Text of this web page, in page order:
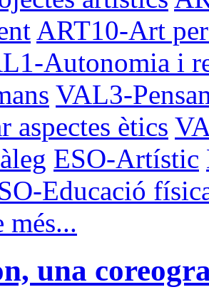
ART10-Art
Autonomia i
VAL3-
aspectes ètics
ESO-Artístic
Educació
una